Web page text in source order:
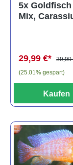
5x Goldfisch
Mix,
29,99 €*
39,99
(25.01% gespart)
Kaufen